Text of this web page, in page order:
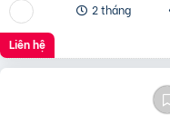
2 tháng
Liên hệ